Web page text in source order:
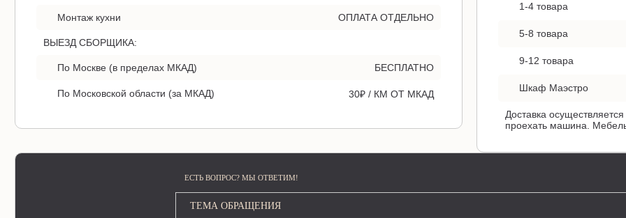
Монтаж кухни ОПЛАТА ОТДЕЛЬНО
ВЫЕЗД СБОРЩИКА:
По Москве (в пределах МКАД) БЕСПЛАТНО
По Московской области (за МКАД) 30₽ / КМ ОТ МКАД
1-4 товара
5-8 товара
9-12 товара
Шкаф Маэстро
Доставка
проехать машина.
ЕСТЬ ВОПРОС? МЫ ОТВЕТИМ!